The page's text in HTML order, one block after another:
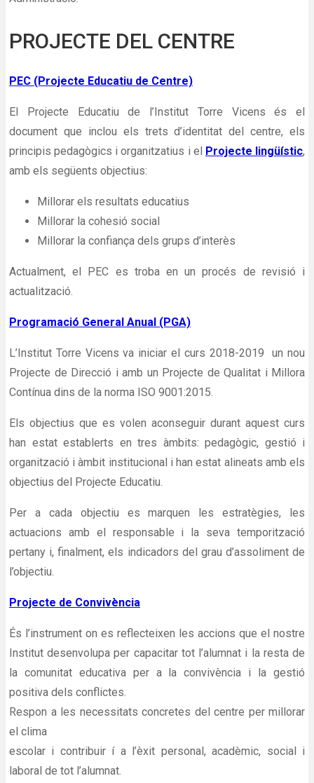
PROJECTE DEL CENTRE
PEC (Projecte Educatiu de Centre)
El Projecte Educatiu de l’Institut Torre Vicens és el
document que inclou els trets d’identitat del centre, els
principis pedagògics i organitzatius i el Projecte lingüístic,
amb els següents objectius:
Millorar els resultats educatius
Millorar la cohesió social
Millorar la confiança dels grups d’interès
Actualment, el PEC es troba en un procés de revisió i
actualització.
Programació General Anual (PGA)
L’Institut Torre Vicens va iniciar el curs 2018-2019 un nou
Projecte de Direcció i amb un Projecte de Qualitat i Millora
Contínua dins de la norma ISO 9001:2015.
Els objectius que es volen aconseguir durant aquest curs
han estat establerts en tres àmbits: pedagògic, gestió i
organització i àmbit institucional i han estat alineats amb els
objectius del Projecte Educatiu.
Per a cada objectiu es marquen les estratègies, les
actuacions amb el responsable i la seva temporització
pertany i, finalment, els indicadors del grau d’assoliment de
l’objectiu.
Projecte de Convivència
És l’instrument on es reflecteixen les accions que el nostre
Institut desenvolupa per capacitar tot l’alumnat i la resta de
la comunitat educativa per a la convivència i la gestió
positiva dels conflictes.
Respon a les necessitats concretes del centre per millorar
el clima
escolar i contribuir í a l’èxit personal, acadèmic, social i
laboral de tot l’alumnat.